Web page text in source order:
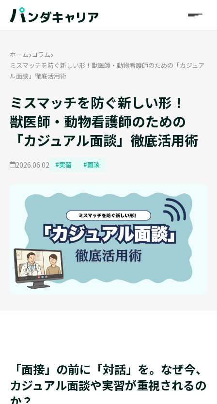
ホーム コラム
ミスマッチを防ぐ新しい形！獣医師・動物看護師のための「カジュア
ル面談」徹底活用術
ミスマッチを防ぐ新しい形！
獣医師・動物看護師のための
「カジュアル面談」徹底活用術
2026.06.02 #実習 #面談
「面接」の前に「対話」を。なぜ今、
カジュアル面談や実習が重視されるの
か？